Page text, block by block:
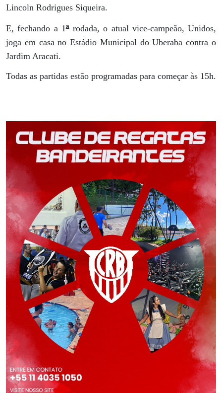
Lincoln Rodrigues Siqueira.
E, fechando a 1ªrodada, o atual vice-campeão, Unidos,
joga em casa no Estádio Municipal do Uberaba contra o
Jardim Aracati.
Todas as partidas estão programadas para começar às 15h.